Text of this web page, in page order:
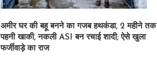
अमीर घर की बहू बनने का गजब हथकंडा, 2 महीने तक
पहनी खाकी, नकली ASI बन रचाई शादी; ऐसे खुला
फर्जीवाड़े का राज